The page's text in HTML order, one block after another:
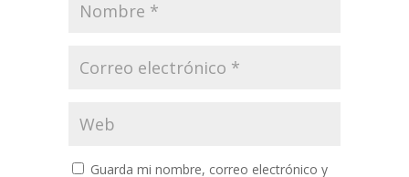
Guarda mi nombre, correo electrónico y